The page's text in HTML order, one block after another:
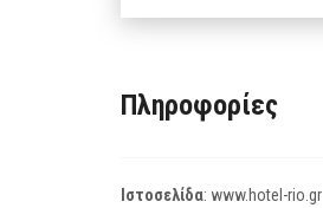
Πληροφορίες
Ιστοσελίδα: www.hotel-rio.gr